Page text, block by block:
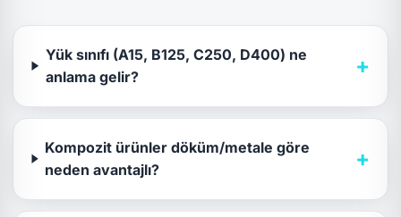
Yük sınıfı (A15, B125, C250, D400) ne
anlama gelir?
+
Kompozit ürünler döküm/metale göre
neden avantajlı?
+